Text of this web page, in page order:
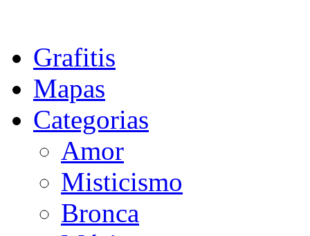
Grafitis
Mapas
Categorias
Amor
Misticismo
Bronca